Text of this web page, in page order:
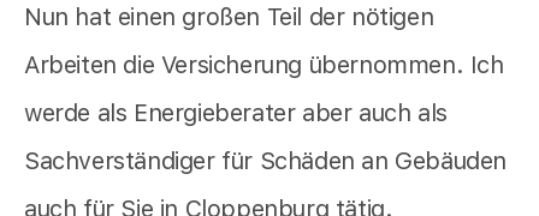
Nun hat einen großen Teil der nötigen
Arbeiten die Versicherung übernommen. Ich
werde als Energieberater aber auch als
Sachverständiger für Schäden an Gebäuden
auch für Sie in Cloppenburg tätig.